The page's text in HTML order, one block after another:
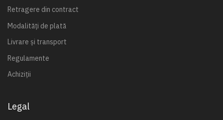
Retragere din contract
Modalități de plată
Livrare și transport
Regulamente
Achiziții
Legal